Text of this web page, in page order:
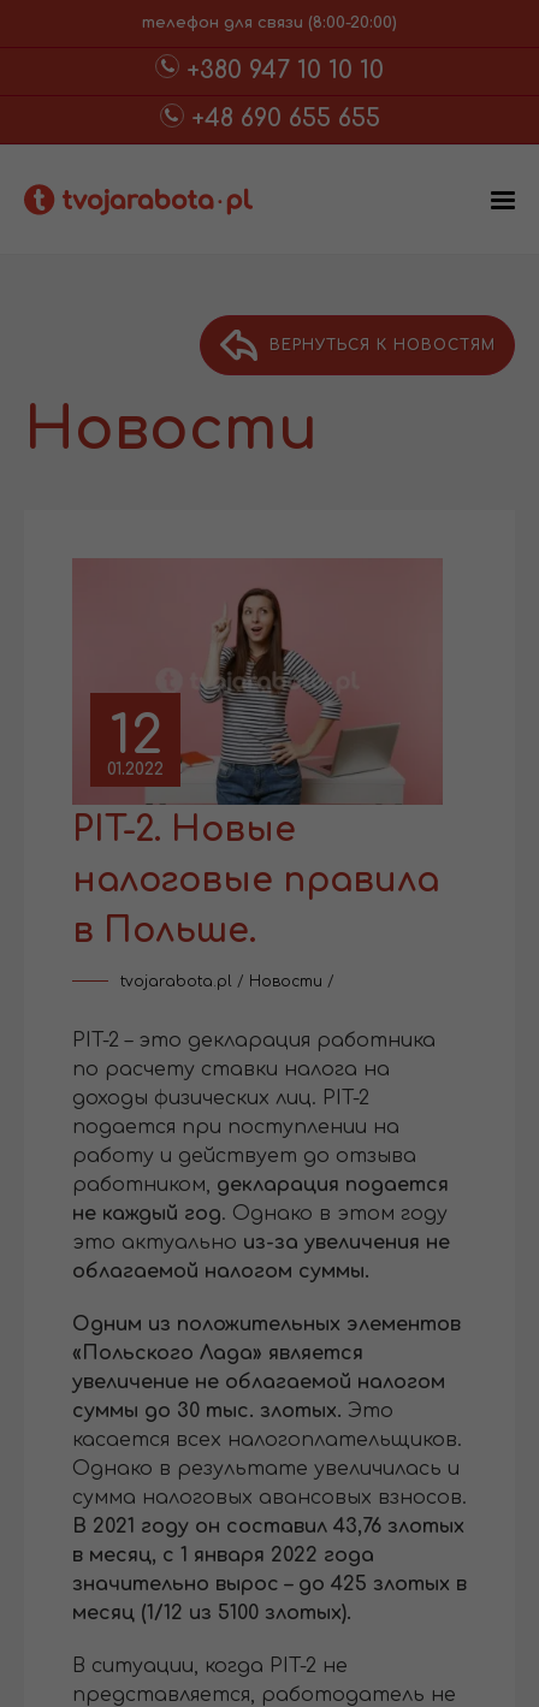
телефон для связи (8:00-20:00)
+380 947 10 10 10
+48 690 655 655
ВЕРНУТЬСЯ К НОВОСТЯМ
Новости
12
01.2022
PIT-2. Новые
налоговые правила
в Польше.
tvojarabota.pl / Новости /
PIT-2 – это декларация работника
по расчету ставки налога на
доходы физических лиц. PIT-2
подается при поступлении на
работу и действует до отзыва
работником, декларация подается
не каждый год. Однако в этом году
это актуально из-за увеличения не
облагаемой налогом суммы.
Одним из положительных элементов
«Польского Лада» является
увеличение не облагаемой налогом
суммы до 30 тыс. злотых. Это
касается всех налогоплательщиков.
Однако в результате увеличилась и
сумма налоговых авансовых взносов.
В 2021 году он составил 43,76 злотых
в месяц, с 1 января 2022 года
значительно вырос – до 425 злотых в
месяц (1/12 из 5100 злотых).
В ситуации, когда PIT-2 не
представляется, работодатель не